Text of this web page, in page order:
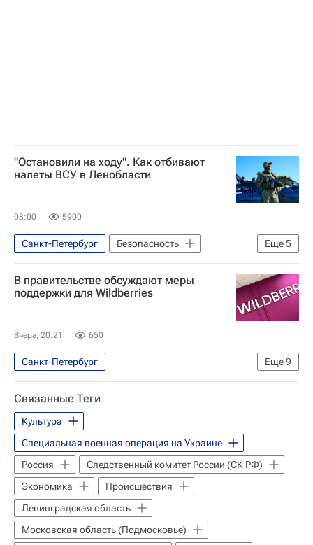
"Остановили на ходу". Как отбивают
налеты ВСУ в Ленобласти
08:00 5900
Еще5
Санкт-Петербург
Безопасность
Ленинградская область
Александр Дрозденко
дроны
В правительстве обсуждают меры
поддержки для Wildberries
Вчера, 20:21 650
Еще9
Санкт-Петербург
Специальная военная операция на Украине
Россия
Московская область (Подмосковье)
Алексей Сазанов
Александр Новак
Вайлдберриз (Wildberries)
Вооруженные силы Украины
Следственный комитет России (СК РФ)
Экономика
Связанные Теги
Культура
Специальная военная операция на Украине
Россия
Следственный комитет России (СК РФ)
Экономика
Происшествия
Ленинградская область
Московская область (Подмосковье)